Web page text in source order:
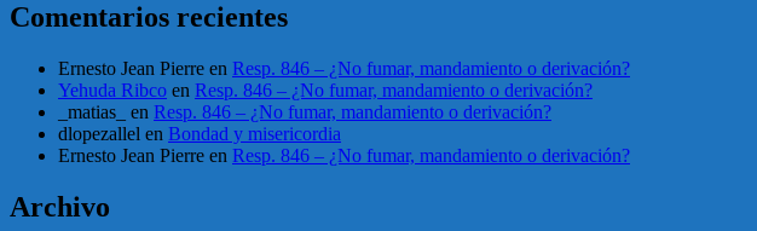
Comentarios recientes
Ernesto Jean Pierre en Resp. 846 – ¿No fumar, mandamiento o derivación?
Yehuda Ribco en Resp. 846 – ¿No fumar, mandamiento o derivación?
_matias_
en Resp. 846 – ¿No fumar, mandamiento o derivación?
dlopezallel en Bondad y misericordia
Ernesto Jean Pierre en Resp. 846 – ¿No fumar, mandamiento o derivación?
Archivo